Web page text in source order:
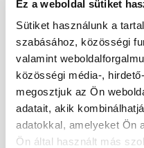
Ez a weboldal sütiket
Sütiket használunk a
szabásához, közösségi
valamint
közösségi média-,
megosztjuk az Ön
adatait, akik
adatokkal, amelyeket Ön
Ön által használt más
KOSÁR TARTALMA
A kosár üres.
KÖRMÖSAKADÉMIA